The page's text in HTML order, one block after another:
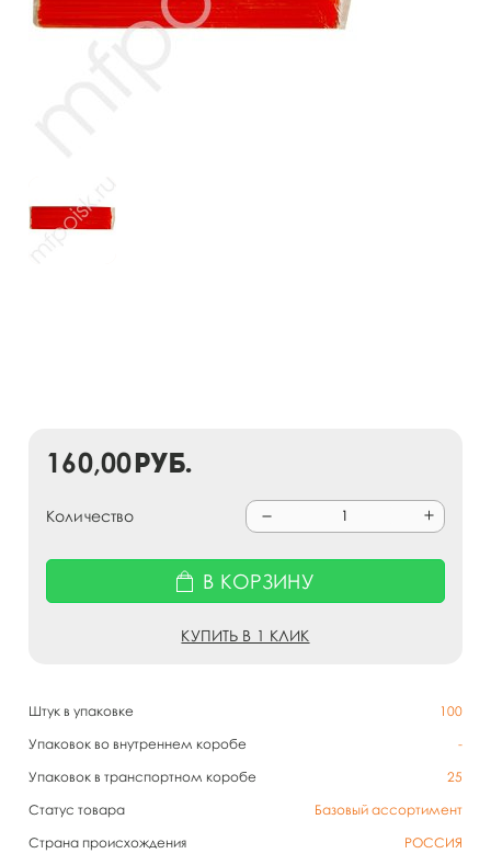
Штук в упаковке
100
Упаковок во внутреннем коробе
-
Упаковок в транспортном коробе
25
Статус товара
Базовый ассортимент
Страна происхождения
РОССИЯ
160,00руб.
Количество
В КОРЗИНУ
КУПИТЬ В 1 КЛИК